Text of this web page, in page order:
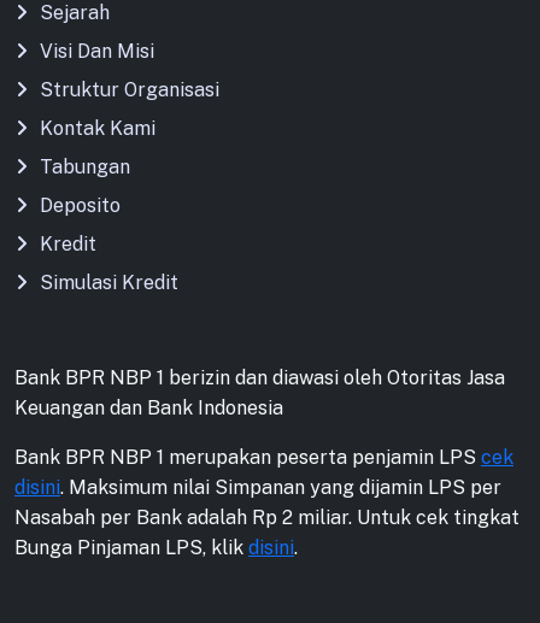
Sejarah
Visi Dan Misi
Struktur Organisasi
Kontak Kami
Tabungan
Deposito
Kredit
Simulasi Kredit
Bank BPR NBP 1 berizin dan diawasi oleh Otoritas Jasa
Keuangan dan Bank Indonesia
Bank BPR NBP 1 merupakan peserta penjamin LPS cek
disini. Maksimum nilai Simpanan yang dijamin LPS per
Nasabah per Bank adalah Rp 2 miliar. Untuk cek tingkat
Bunga Pinjaman LPS, klik disini.